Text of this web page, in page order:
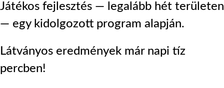
Játékos fejlesztés — legalább hét területen
— egy kidolgozott program alapján.
Látványos eredmények már napi tíz
percben!